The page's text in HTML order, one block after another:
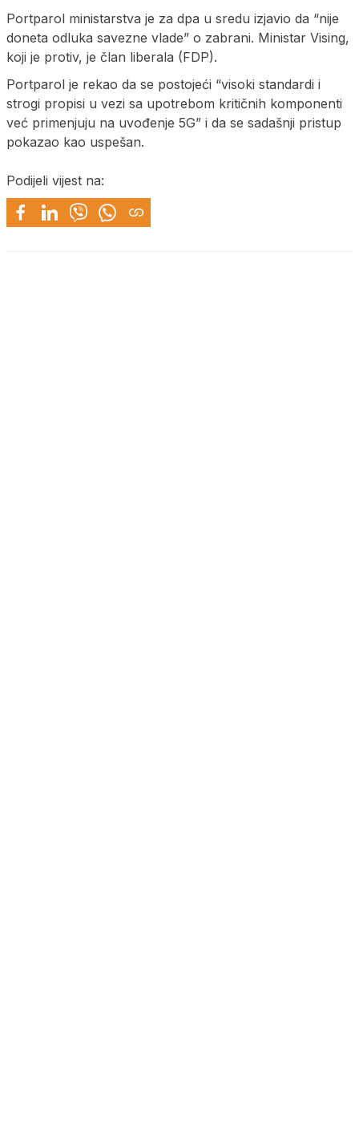
Portparol ministarstva je za dpa ​​u sredu izjavio da “nije
doneta odluka savezne vlade” o zabrani. Ministar Vising,
koji je protiv, je član liberala (FDP).
Portparol je rekao da se postojeći “visoki standardi i
strogi propisi u vezi sa upotrebom kritičnih komponenti
već primenjuju na uvođenje 5G” i da se sadašnji pristup
pokazao kao uspešan.
Podijeli vijest na: